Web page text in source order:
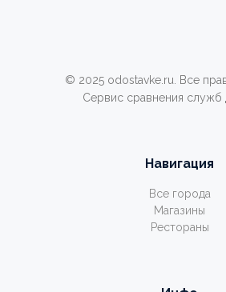
© 2025 odostavke.ru. Все
Сервис сравнения служб
Навигация
Все города
Магазины
Рестораны